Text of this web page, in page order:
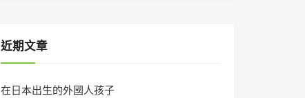
近期文章
在日本出生的外國人孩子